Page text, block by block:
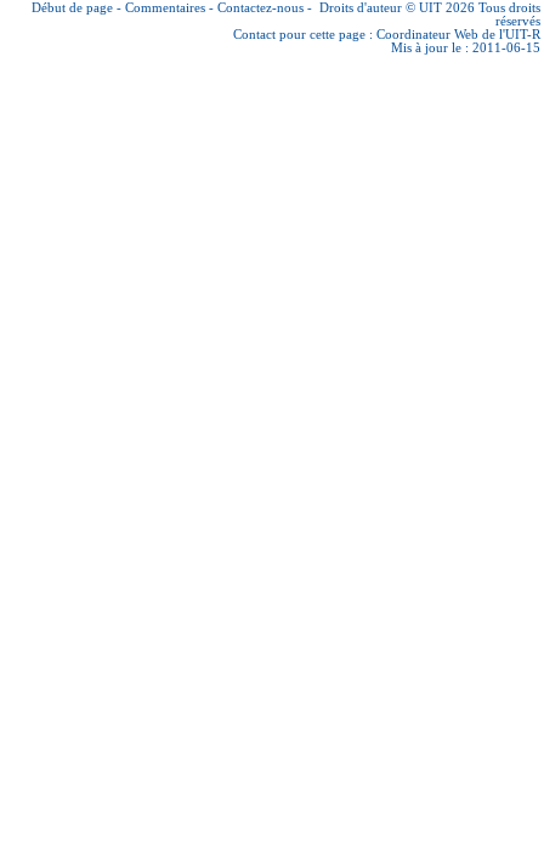
Début de page - Commentaires - Contactez-nous - Droits d'auteur © UIT 2026 Tous droits
réservés
Contact pour cette page : Coordinateur Web de l'UIT-R
Mis à jour le : 2011-06-15